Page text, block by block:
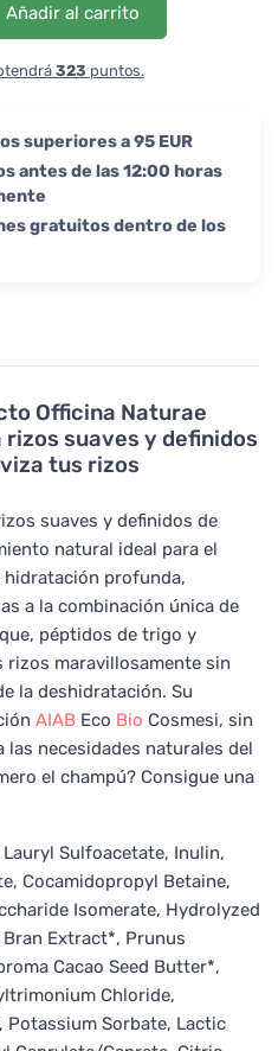
Officina Naturae
suaves y definidos
tus rizos
suaves y definidos de
natural ideal para el
hidratación profunda,
a la combinación única de
péptidos de trigo y
rizos maravillosamente sin
la deshidratación. Su
AIAB Eco Bio Cosmesi, sin
necesidades naturales del
el champú? Consigue una
Sulfoacetate, Inulin,
Cocamidopropyl Betaine,
Isomerate, Hydrolyzed
Extract*, Prunus
Cacao Seed Butter*,
Chloride,
Potassium Sorbate, Lactic
Añadir al carrito
323 puntos.
superiores a 95 EUR
antes de las 12:00 horas
gratuitos dentro de los